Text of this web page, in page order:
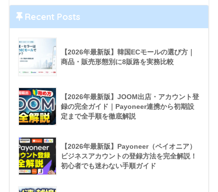
Recent Posts
【2026年最新版】韓国ECモールの選び方｜
商品・販売形態別に8販路を実務比較
【2026年最新版】JOOM出店・アカウント登
録の完全ガイド｜Payoneer連携から初期設
定まで全手順を徹底解説
【2026年最新版】Payoneer（ペイオニア）
ビジネスアカウントの登録方法を完全解説！
初心者でも迷わない手順ガイド